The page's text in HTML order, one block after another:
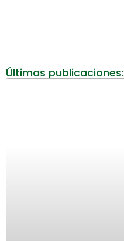
Últimas publicaciones: